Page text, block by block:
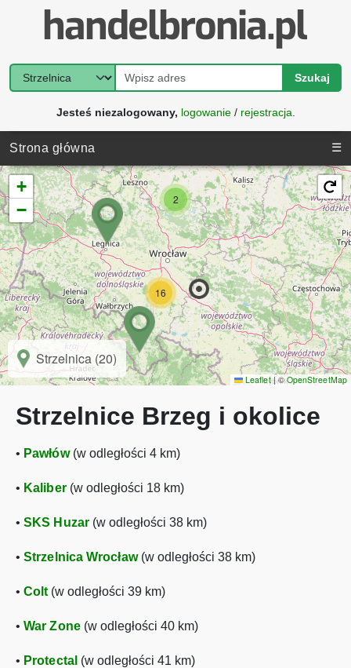
Szukaj
Jesteś niezalogowany, logowanie/ rejestracja
Strona główna ☰
2
16
+
−
Strzelnica (20)
Leaflet |©OpenStreetMap
Strzelnice Brzeg i okolice
• Pawłów(w odległości 4 km)
• Kaliber(w odległości 18 km)
• SKS Huzar(w odległości 38 km)
• Strzelnica Wrocław(w odległości 38 km)
• Colt (w odległości 39 km)
• War Zone(w odległości 40 km)
• Protectal (w odległości 41 km)